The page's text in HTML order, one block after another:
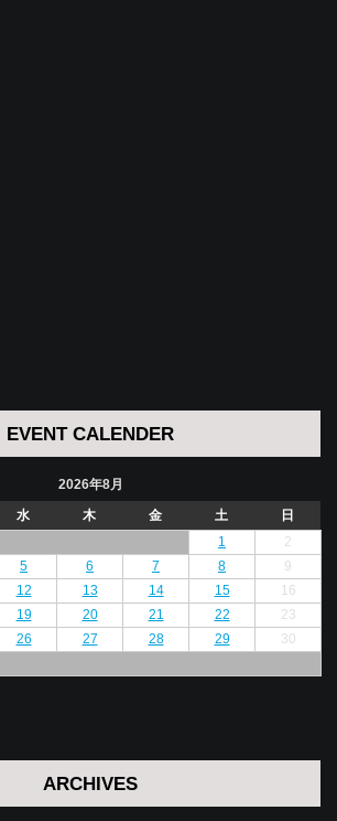
EVENT CALENDER
2026年8月
水 木 金 土
日
1
2
5 6 7 8
9
12 13 14 15
16
19 20 21 22
23
26 27 28 29
30
ARCHIVES